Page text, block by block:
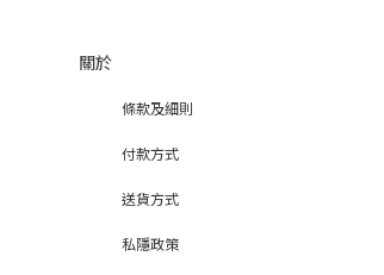
關於
條款及細則
付款方式
送貨方式
私隱政策